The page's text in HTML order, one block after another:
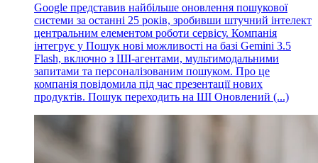
Google представив найбільше оновлення пошукової
системи за останні 25 років, зробивши штучний інтелект
центральним елементом роботи сервісу. Компанія
інтегрує у Пошук нові можливості на базі Gemini 3.5
Flash, включно з ШІ-агентами, мультимодальними
запитами та персоналізованим пошуком. Про це
компанія повідомила під час презентації нових
продуктів. Пошук переходить на ШІ Оновлений (...)